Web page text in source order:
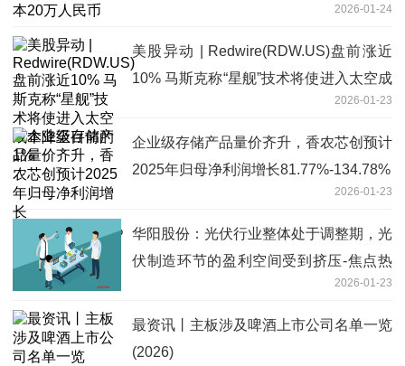
2026-01-24
美股异动 | Redwire(RDW.US)盘前涨近
10% 马斯克称“星舰”技术将使进入太空成
2026-01-23
企业级存储产品量价齐升，香农芯创预计
2025年归母净利润增长81.77%-134.78%
2026-01-23
华阳股份：光伏行业整体处于调整期，光
伏制造环节的盈利空间受到挤压-焦点热
2026-01-23
最资讯丨主板涉及啤酒上市公司名单一览
(2026)